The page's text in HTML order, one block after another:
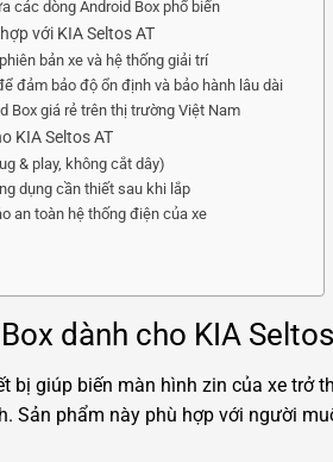
các dòng Android Box phổ biến
với KIA Seltos AT
bản xe và hệ thống giải trí
đảm bảo độ ổn định và bảo hành lâu dài
Box giá rẻ trên thị trường Việt Nam
KIA Seltos AT
& play, không cắt dây)
dụng cần thiết sau khi lắp
an toàn hệ thống điện của xe
dành cho KIA
bị giúp biến màn hình zin của xe
Sản phẩm này phù hợp với người